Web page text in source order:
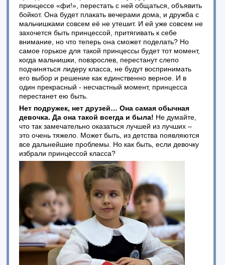
принцессе «фи!», перестать с ней общаться, объявить
бойкот. Она будет плакать вечерами дома, и дружба с
мальчишками совсем её не утешит. И ей уже совсем не
захочется быть принцессой, притягивать к себе
внимание, но что теперь она сможет поделать? Но
самое горькое для такой принцессы будет тот момент,
когда мальчишки, повзрослев, перестанут слепо
подчиняться лидеру класса, не будут воспринимать
его выбор и решение как единственно верное. И в
один прекрасный - несчастный момент, принцесса
перестанет ею быть.
Нет подружек, нет друзей… Она самая обычная
девочка. Да она такой всегда и была! Не думайте,
что так замечательно оказаться лучшей из лучших –
это очень тяжело. Может быть, из детства появляются
все дальнейшие проблемы. Но как быть, если девочку
избрали принцессой класса?